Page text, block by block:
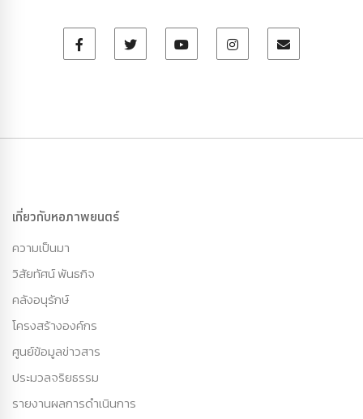
เกี่ยวกับหอภาพยนตร์
ความเป็นมา
วิสัยทัศน์ พันธกิจ
คลังอนุรักษ์
โครงสร้างองค์กร
ศูนย์ข้อมูลข่าวสาร
ประมวลจริยธรรม
รายงานผลการดำเนินการ